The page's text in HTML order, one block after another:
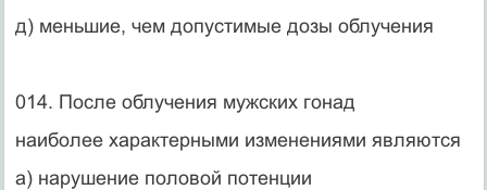
д) меньшие, чем допустимые дозы облучения
014. После облучения мужских гонад
наиболее характерными изменениями являются
а) нарушение половой потенции